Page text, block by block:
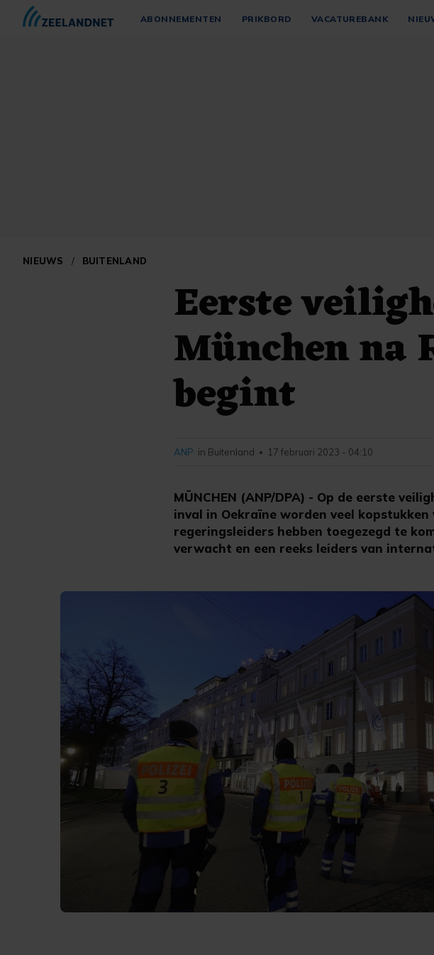
ABONNEMENTEN PRIKBORD VACATUREBANK
NIEUWS / BUITENLAND
Eerste
München na
begint
MÜNCHEN (ANP/DPA) - Op de eerste
inval in Oekraïne worden veel
regeringsleiders hebben toegezegd te
verwacht en een reeks leiders van
ANP in Buitenland • 17 februari 2023 - 04:10